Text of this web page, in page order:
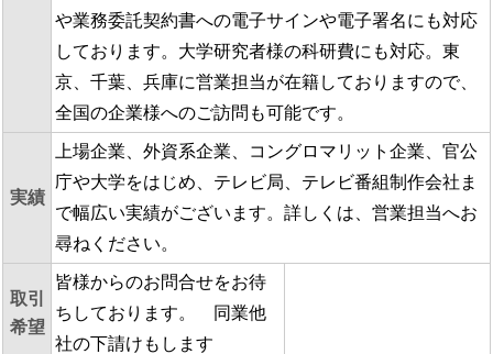
や業務委託契約書への電子サインや電子署名にも対応
しております。大学研究者様の科研費にも対応。東
京、千葉、兵庫に営業担当が在籍しておりますので、
全国の企業様へのご訪問も可能です。
実績
上場企業、外資系企業、コングロマリット企業、官公
庁や大学をはじめ、テレビ局、テレビ番組制作会社ま
で幅広い実績がございます。詳しくは、営業担当へお
尋ねください。
取引
希望
皆様からのお問合せをお待
ちしております。 同業他
社の下請けもします